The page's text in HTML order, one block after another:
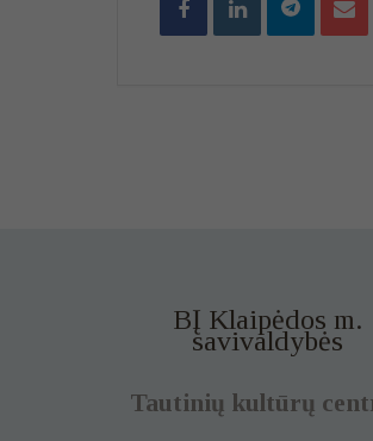
BĮ Klaipėdos m.
savivaldybės
Tautinių kultūrų